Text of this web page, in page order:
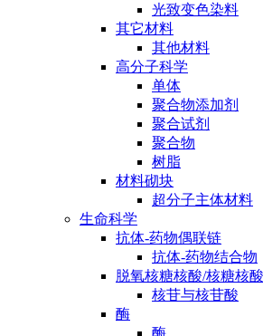
光致变色染料
其它材料
其他材料
高分子科学
单体
聚合物添加剂
聚合试剂
聚合物
树脂
材料砌块
超分子主体材料
生命科学
抗体-药物偶联链
抗体-药物结合物
脱氧核糖核酸/核糖核酸
核苷与核苷酸
酶